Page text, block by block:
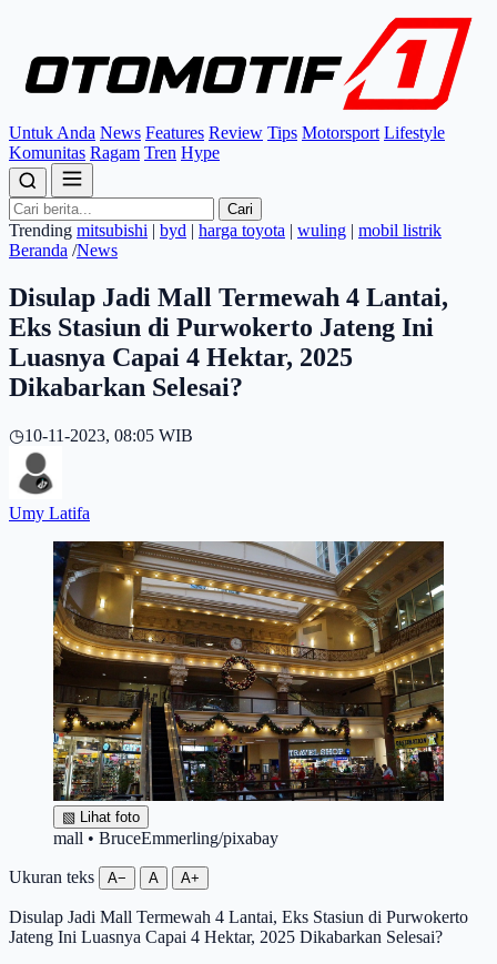
Untuk Anda News Features Review Tips Motorsport Lifestyle
Komunitas Ragam Tren Hype
Cari
Trending mitsubishi | byd | harga toyota | wuling | mobil listrik
Beranda /News
Disulap Jadi Mall Termewah 4 Lantai,
Eks Stasiun di Purwokerto Jateng Ini
Luasnya Capai 4 Hektar, 2025
Dikabarkan Selesai?
◷10-11-2023, 08:05 WIB
Umy Latifa
▧ Lihat foto
mall • BruceEmmerling/pixabay
Ukuran teks A− A A+
Disulap Jadi Mall Termewah 4 Lantai, Eks Stasiun di Purwokerto
Jateng Ini Luasnya Capai 4 Hektar, 2025 Dikabarkan Selesai?